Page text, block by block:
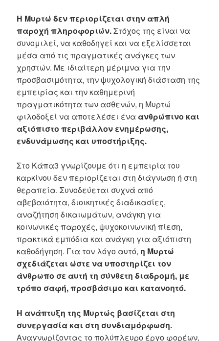
Η Μυρτώ δεν περιορίζεται στην απλή
παροχή πληροφοριών.Στόχος της είναι να
συνομιλεί, να καθοδηγεί και να εξελίσσεται
μέσα από τις πραγματικές ανάγκες των
χρηστών. Με ιδιαίτερη μέριμνα για την
προσβασιμότητα, την ψυχολογική διάσταση της
εμπειρίας και την καθημερινή
πραγματικότητα των ασθενών, η Μυρτώ
φιλοδοξεί να αποτελέσει ένα ανθρώπινο και
αξιόπιστο περιβάλλον ενημέρωσης,
ενδυνάμωσης και υποστήριξης.
Στο Κάπα3 γνωρίζουμε ότι η εμπειρία του
καρκίνου δεν περιορίζεται στη διάγνωση ή στη
θεραπεία. Συνοδεύεται συχνά από
αβεβαιότητα, διοικητικές διαδικασίες,
αναζήτηση δικαιωμάτων, ανάγκη για
κοινωνικές παροχές, ψυχοκοινωνική πίεση,
πρακτικά εμπόδια και ανάγκη για αξιόπιστη
καθοδήγηση. Για τον λόγο αυτό, η Μυρτώ
σχεδιάζεται ώστε να υποστηρίζει τον
άνθρωπο σε αυτή τη σύνθετη διαδρομή, με
τρόπο σαφή, προσβάσιμο και κατανοητό.
Η ανάπτυξη της Μυρτώς βασίζεται στη
συνεργασία και στη συνδιαμόρφωση.
Αναγνωρίζοντας το πολύπλευρο έργο φορέων,